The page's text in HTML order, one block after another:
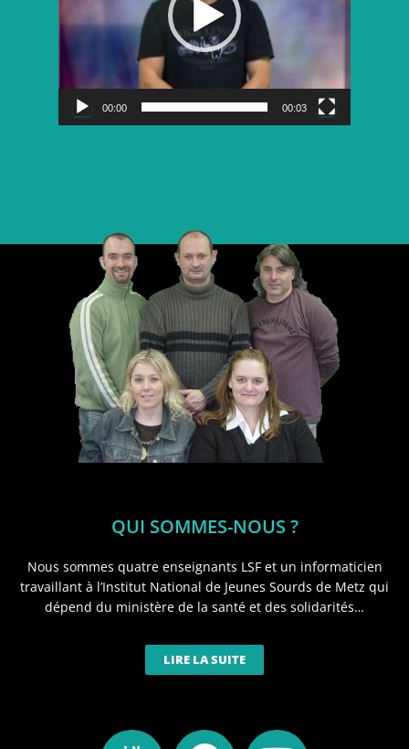
00:00 00:03
QUI SOMMES-NOUS ?
Nous sommes quatre enseignants LSF et un informaticien
travaillant à l’Institut National de Jeunes Sourds de Metz qui
dépend du ministère de la santé et des solidarités…
LIRE LA SUITE